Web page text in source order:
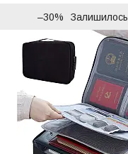
–30% Залишилось